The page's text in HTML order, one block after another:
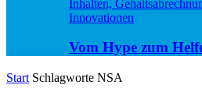
Innovationen
Vom Hype zum
Start Schlagworte NSA